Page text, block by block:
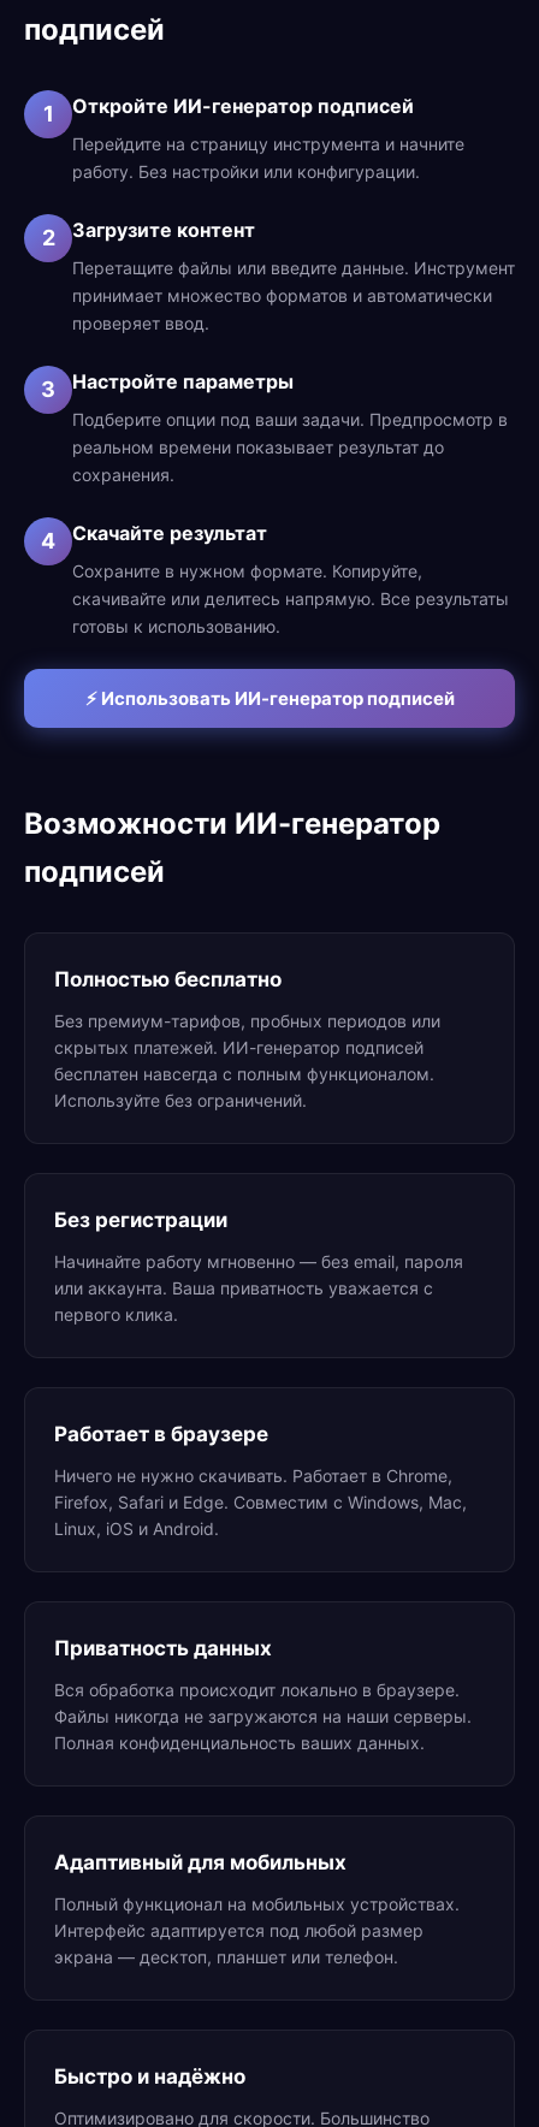
подписей
1 Откройте ИИ-генератор подписей
Перейдите на страницу инструмента и начните
работу. Без настройки или конфигурации.
2 Загрузите контент
Перетащите файлы или введите данные. Инструмент
принимает множество форматов и автоматически
проверяет ввод.
3 Настройте параметры
Подберите опции под ваши задачи. Предпросмотр в
реальном времени показывает результат до
сохранения.
4 Скачайте результат
Сохраните в нужном формате. Копируйте,
скачивайте или делитесь напрямую. Все результаты
готовы к использованию.
⚡ Использовать ИИ-генератор подписей
Возможности ИИ-генератор
подписей
Полностью бесплатно
Без премиум-тарифов, пробных периодов или
скрытых платежей. ИИ-генератор подписей
бесплатен навсегда с полным функционалом.
Используйте без ограничений.
Без регистрации
Начинайте работу мгновенно — без email, пароля
или аккаунта. Ваша приватность уважается с
первого клика.
Работает в браузере
Ничего не нужно скачивать. Работает в Chrome,
Firefox, Safari и Edge. Совместим с Windows, Mac,
Linux, iOS и Android.
Приватность данных
Вся обработка происходит локально в браузере.
Файлы никогда не загружаются на наши серверы.
Полная конфиденциальность ваших данных.
Адаптивный для мобильных
Полный функционал на мобильных устройствах.
Интерфейс адаптируется под любой размер
экрана — десктоп, планшет или телефон.
Быстро и надёжно
Оптимизировано для скорости. Большинство